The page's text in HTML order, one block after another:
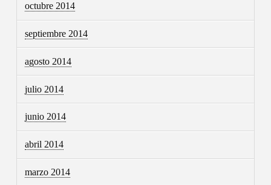
octubre 2014
septiembre 2014
agosto 2014
julio 2014
junio 2014
abril 2014
marzo 2014